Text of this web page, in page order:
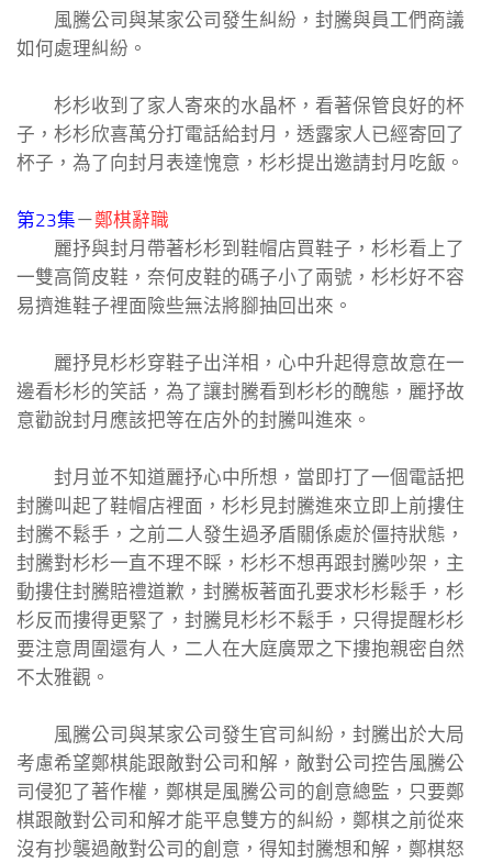
風騰公司與某家公司發生糾紛，封騰與員工們商議
如何處理糾紛。
杉杉收到了家人寄來的水晶杯，看著保管良好的杯
子，杉杉欣喜萬分打電話給封月，透露家人已經寄回了
杯子，為了向封月表達愧意，杉杉提出邀請封月吃飯。
第23集－鄭棋辭職
麗抒與封月帶著杉杉到鞋帽店買鞋子，杉杉看上了
一雙高筒皮鞋，奈何皮鞋的碼子小了兩號，杉杉好不容
易擠進鞋子裡面險些無法將腳抽回出來。
麗抒見杉杉穿鞋子出洋相，心中升起得意故意在一
邊看杉杉的笑話，為了讓封騰看到杉杉的醜態，麗抒故
意勸說封月應該把等在店外的封騰叫進來。
封月並不知道麗抒心中所想，當即打了一個電話把
封騰叫起了鞋帽店裡面，杉杉見封騰進來立即上前摟住
封騰不鬆手，之前二人發生過矛盾關係處於僵持狀態，
封騰對杉杉一直不理不睬，杉杉不想再跟封騰吵架，主
動摟住封騰賠禮道歉，封騰板著面孔要求杉杉鬆手，杉
杉反而摟得更緊了，封騰見杉杉不鬆手，只得提醒杉杉
要注意周圍還有人，二人在大庭廣眾之下摟抱親密自然
不太雅觀。
風騰公司與某家公司發生官司糾紛，封騰出於大局
考慮希望鄭棋能跟敵對公司和解，敵對公司控告風騰公
司侵犯了著作權，鄭棋是風騰公司的創意總監，只要鄭
棋跟敵對公司和解才能平息雙方的糾紛，鄭棋之前從來
沒有抄襲過敵對公司的創意，得知封騰想和解，鄭棋怒